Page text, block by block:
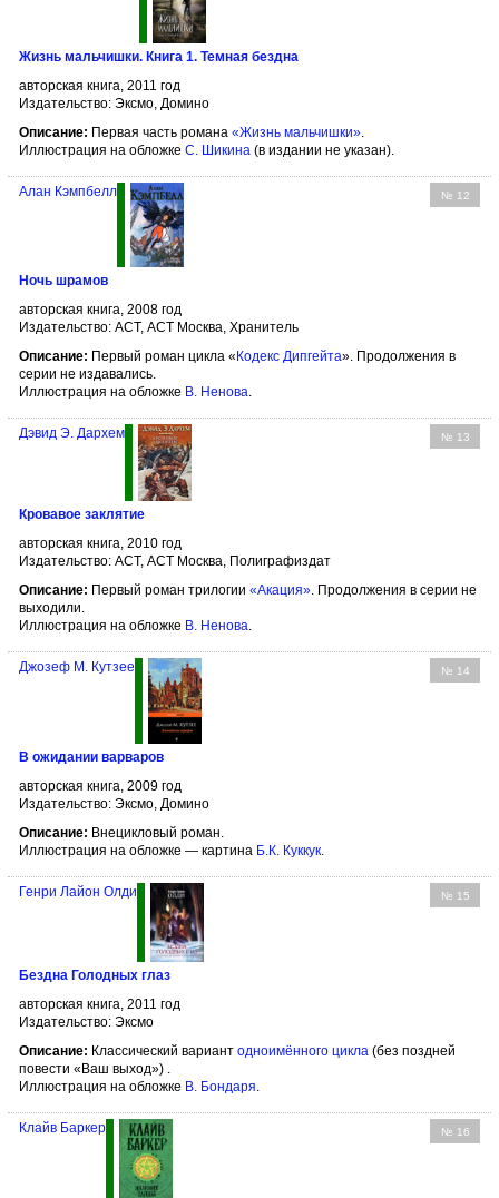
Жизнь мальчишки. Книга 1. Темная бездна
авторская книга, 2011 год
Издательство: Эксмо, Домино
Описание: Первая часть романа «Жизнь мальчишки».
Иллюстрация на обложке С. Шикина (в издании не указан).
№ 12
Алан Кэмпбелл
Ночь шрамов
авторская книга, 2008 год
Издательство: АСТ, АСТ Москва, Хранитель
Описание: Первый роман цикла « Кодекс Дипгейта». Продолжения в
серии не издавались.
Иллюстрация на обложке В. Ненова.
№ 13
Дэвид Э. Дархем
Кровавое заклятие
авторская книга, 2010 год
Издательство: АСТ, АСТ Москва, Полиграфиздат
Описание: Первый роман трилогии «Акация» . Продолжения в серии не
выходили.
Иллюстрация на обложке В. Ненова
№ 14
Джозеф М. Кутзее
В ожидании варваров
авторская книга, 2009 год
Издательство: Эксмо, Домино
Описание: Внецикловый роман.
Иллюстрация на обложке — картина Б.К. Куккук.
№ 15
Генри Лайон Олди
Бездна Голодных глаз
авторская книга, 2011 год
Издательство: Эксмо
Описание: Классический вариант одноимённого цикла (без поздней
повести «Ваш выход») .
Иллюстрация на обложке В. Бондаря
№ 16
Клайв Баркер